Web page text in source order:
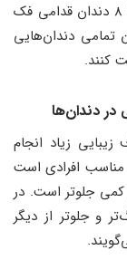
را لمینت می‌کنند. در این روش ممکن است 4 یا 8 دندان قدامی فک
تمامی دندان‌هایی
کنند.
در دندان‌ها
زیاد انجام
افرادی است
کمی جلوتر است. در
و جلوتر از دیگر